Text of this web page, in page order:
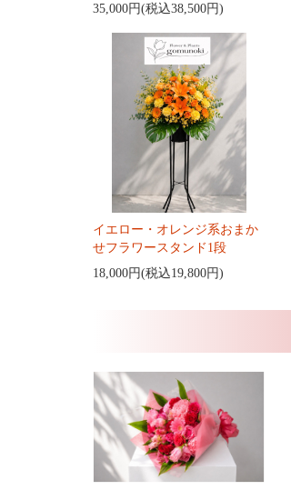
35,000円(税込38,500円)
イエロー・オレンジ系おまか
せフラワースタンド1段
18,000円(税込19,800円)